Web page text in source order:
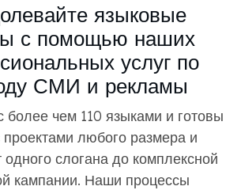
языковые
с помощью наших
услуг по
СМИ и рекламы
чем 110 языками и готовы
проектами любого размера и
одного слогана до комплексной
кампании. Наши процессы